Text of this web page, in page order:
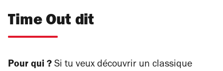
Time Out dit
Pour qui ? Si tu veux découvrir un classique